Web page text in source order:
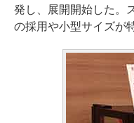
発し、展開開始した。
の採用や小型サイズが